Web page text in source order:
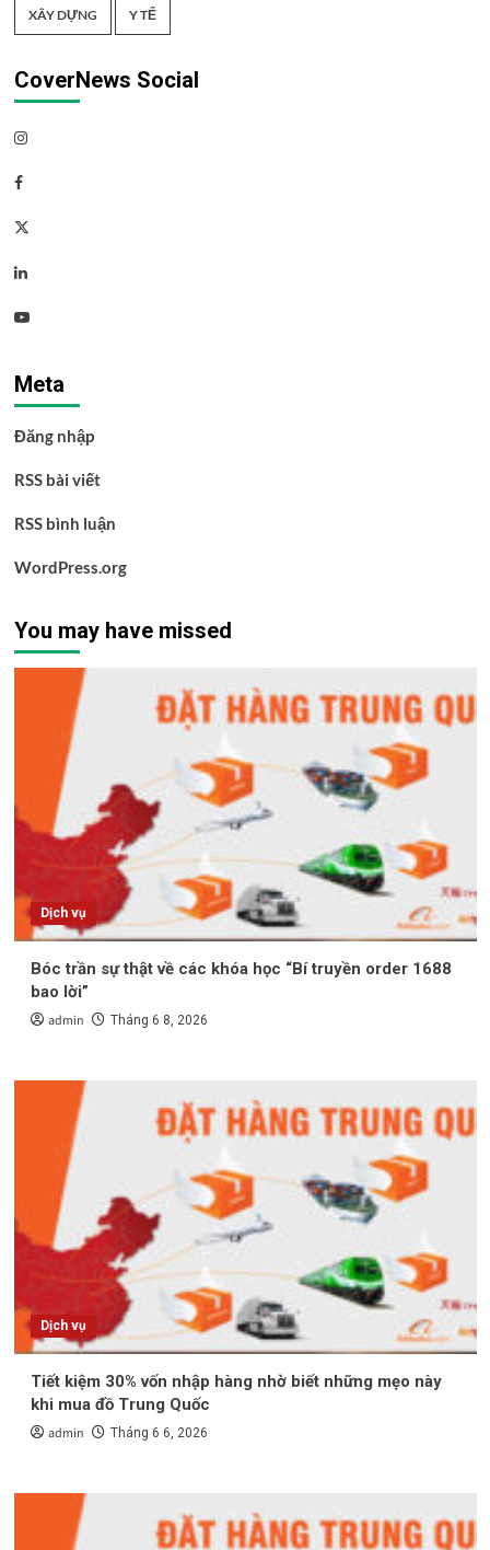
XÂY DỰNG Y TẾ
CoverNews Social
Instagram
Facebook
Twitter
Linkedin
Youtube
Meta
Đăng nhập
RSS bài viết
RSS bình luận
WordPress.org
You may have missed
Dịch vụ
Bóc trần sự thật về các khóa học “Bí truyền order 1688
bao lời”
admin Tháng 6 8, 2026
Dịch vụ
Tiết kiệm 30% vốn nhập hàng nhờ biết những mẹo này
khi mua đồ Trung Quốc
admin Tháng 6 6, 2026